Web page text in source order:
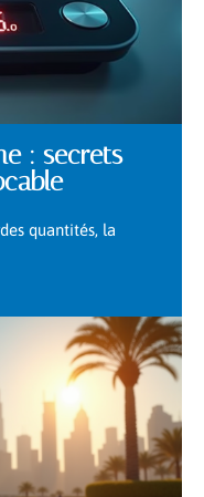
: secrets
quantités, la